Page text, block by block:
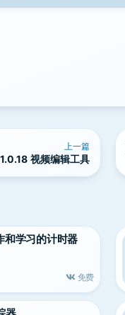
上一篇
视频编辑工具
和学习的计时器
免费